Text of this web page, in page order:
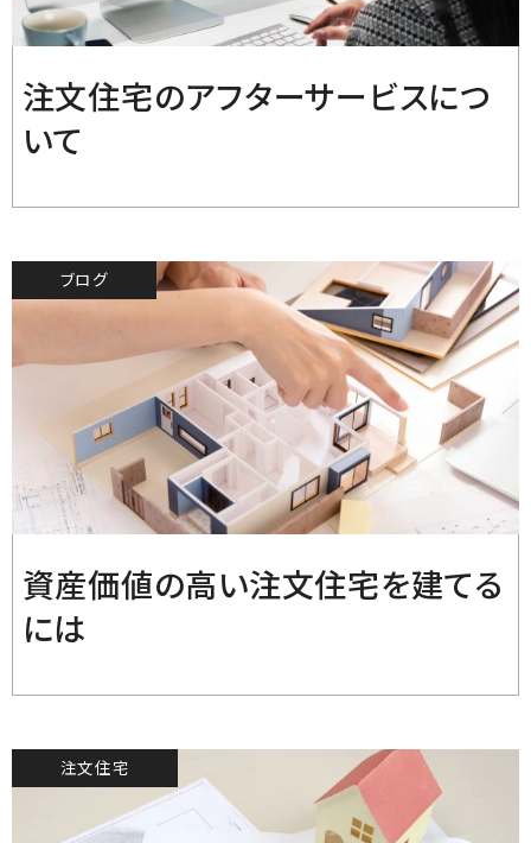
2019.8.31
注文住宅のアフターサービスにつ
いて
ブログ
2019.8.31
資産価値の高い注文住宅を建てる
には
注文住宅